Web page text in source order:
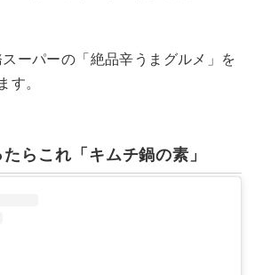
ーパーの「絶品辛うまグルメ」を
。
たらこれ「キムチ鍋の素」